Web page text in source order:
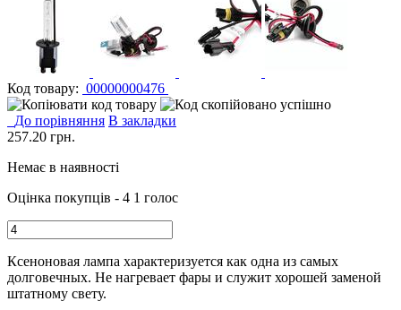
Код товару: 00000000476
До порівняння В закладки
257.20 грн.
Немає в наявності
Оцінка покупців - 4 1 голос
Ксеноновая лампа характеризуется как одна из самых
долговечных. Не нагревает фары и служит хорошей заменой
штатному свету.